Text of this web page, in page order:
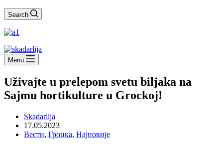
Search
Menu
Uživajte u prelepom svetu biljaka na
Sajmu hortikulture u Grockoj!
Skadarlija
17.05.2023
Вести, Гроцка, Најновије